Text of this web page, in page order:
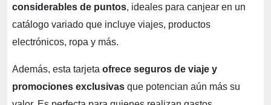
considerables de puntos, ideales para canjear en un
catálogo variado que incluye viajes, productos
electrónicos, ropa y más.
Además, esta tarjeta ofrece seguros de viaje y
promociones exclusivas que potencian aún más su